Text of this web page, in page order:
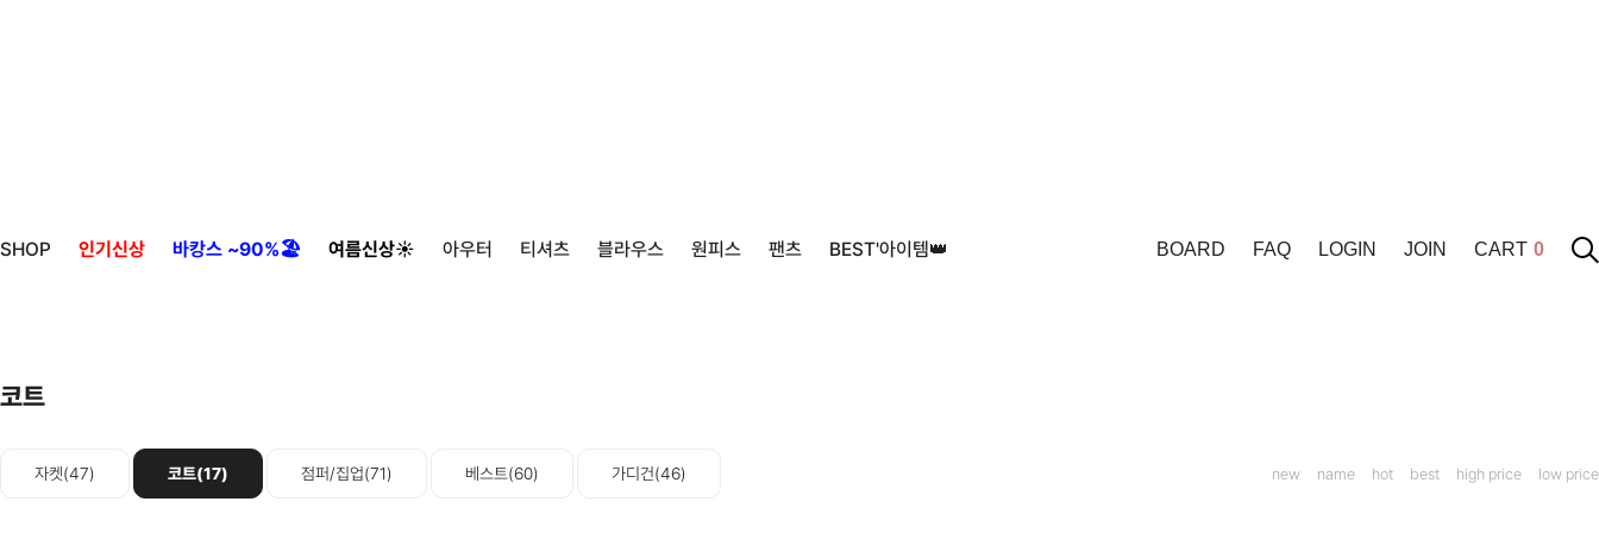
SHOP 인기신상 바캉스 ~90%🏖️ 여름신상☀️ 아우터 티셔츠 블라우스 원피스 팬츠 BEST'아이템👑 BOARD FAQ LOGIN JOIN CART 0
코트
자켓(47) 코트(17) 점퍼/집업(71) 베스트(60) 가디건(46) new name hot best high price low price